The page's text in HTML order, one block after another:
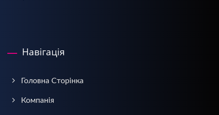
Навігація
Головна Сторінка
Компанія